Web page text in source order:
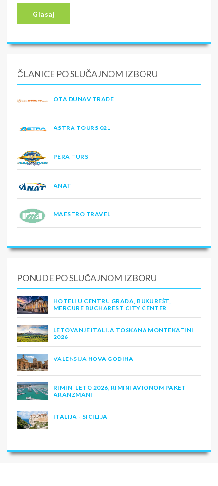
Glasaj
ČLANICE PO SLUČAJNOM IZBORU
OTA DUNAV TRADE
ASTRA TOURS 021
PERA TURS
ANAT
MAESTRO TRAVEL
PONUDE PO SLUČAJNOM IZBORU
HOTELI U CENTRU GRADA, BUKUREŠT,
MERCURE BUCHAREST CITY CENTER
LETOVANJE ITALIJA TOSKANA MONTEKATINI
2026
VALENSIJA NOVA GODINA
RIMINI LETO 2026, RIMINI AVIONOM PAKET
ARANZMANI
ITALIJA - SICILIJA